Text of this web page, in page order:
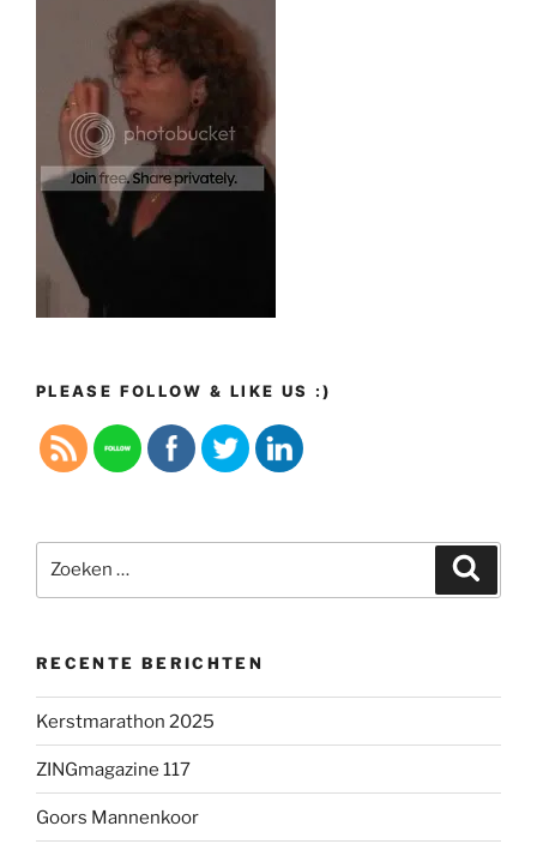
PLEASE FOLLOW & LIKE US :)
naar:
RECENTE BERICHTEN
Kerstmarathon 2025
ZINGmagazine 117
Goors Mannenkoor